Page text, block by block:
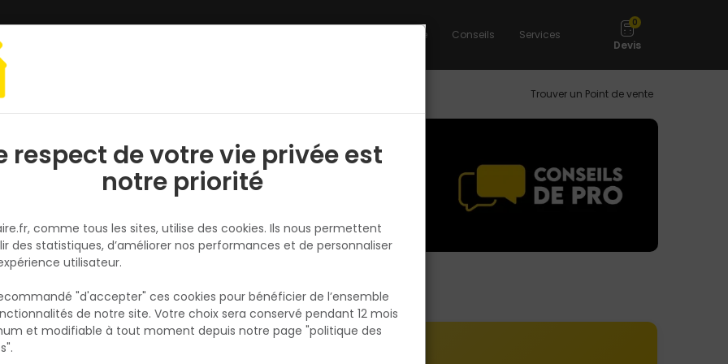
Notre expertise Conseils Services
Devis
0
UN DEVIS/PRIX Trouver un Point de vente
Ytong 07
Ytong 07
respect de votre vie privée est
notre priorité
comme tous les sites, utilise des cookies. Ils nous permettent
des statistiques, d’améliorer nos performances et de personnaliser
utilisateur.
"d'accepter" ces cookies pour bénéficier de l’ensemble
de notre site. Votre choix sera conservé pendant 12 mois
et modifiable à tout moment depuis notre page "politique des